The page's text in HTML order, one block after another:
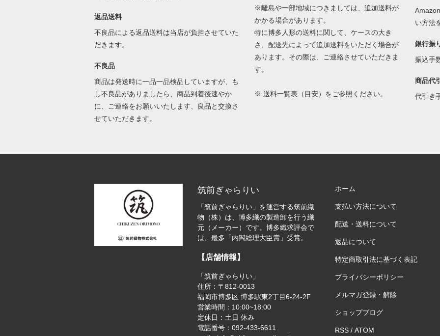
返品送料
不良品による返品送料は当店が負担させていた
だきます。
不良品
商品は発送時に一品一品検品していますが、も
し不良品がありましたら、商品到着後速やか
に、ご連絡をお願いいたします、良品と交換さ
せていただきます。
※離島や一部地域につきましては、追加送料が
かかる場合があります。
特に博多人形の送料に関して、ケースの大き
さ、配送先によって追加送料をいただく場合が
あります。その際は、ご連絡させていただきま
す。
※送料一覧表（目安） をご参照ください。
い方法
銀行振
振込手
商品代
代引き
筑前ぎゃらりい
「筑前ぎゃらりい」を運営する筑前織
物（株）は、博多織の製造卸を行う織
元（メーカー）です。博多織求評会で
は、最多「内閣総理大臣賞」受賞。
【店舗情報】
「筑前ぎゃらりい」
住所：〒812-0013
福岡市博多区 博多駅東2丁目6-24-2F
営業時間：10:00~18:00
定休日：土日 休み
電話番号：092-433-6611
ホーム
支払い方法について
配送・送料について
返品について
特定商取引法に基づく表記
プライバシーポリシー
メルマガ登録・解除
ショップブログ
RSS/ ATOM